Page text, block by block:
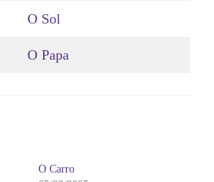
O Sol
O Papa
O Carro